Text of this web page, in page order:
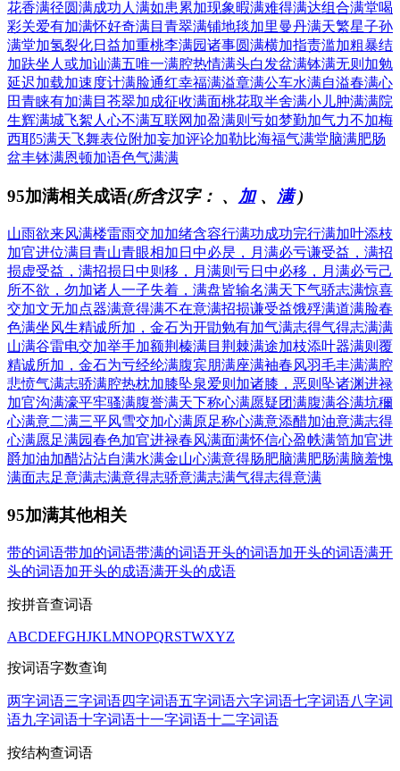
花香满径圆满成功 人满如患 累加现象暇满难得满达组合满堂喝
彩关爱有加满怀好奇满目青翠满铺地毯加里曼丹满天繁星子孙
满堂加氢裂化日益加重桃李满园诸事圆满横加指责滥加粗暴结
加趺坐 人或加讪满五唯一满腔热情满头白发盆满钵满无则加勉
延迟加载加速度计满脸通红幸福满溢章满公车水满自溢春满心
田青睐有加满目苍翠加成征收满面桃花取半舍满小儿肿满满院
生辉满城飞絮 人心不满互联网加盈满则亏如梦勤加气力不加梅
西耶5满天飞舞表位附加妄加评论加勒比海福气满堂脑满肥肠
盆丰钵满恩顿加语色气满满
95加满相关成语(所含汉字： 、 加、 满)
山雨欲来风满楼雷雨交加加绪含容行满功成功完行满加叶添枝
加官进位满目青山青眼相加 日中必昃，月满必亏谦受益，满招
损虚受益，满招损 日中则移，月满则亏日中必移，月满必亏己
所不欲，勿加诸人 一子失着，满盘皆输名满天下气骄志满惊喜
交加文无加点器满意得满不在意满招损谦受益饿殍满道满脸春
色满坐风生精诚所加，金石为开勖勉有加气满志得气得志满满
山满谷雷电交加举手加额荆榛满目 荆棘满途加枝添叶器满则覆
精诚所加，金石为亏经纶满腹宾朋满座满袖春风羽毛丰满满腔
悲愤气满志骄满腔热枕加膝坠泉爱则加诸膝，恶则坠诸渊进禄
加官沟满濠平牢骚满腹誉满天下称心满愿疑团满腹满谷满坑穪
心满意二满三平风雪交加心满原足称心满意添醋加油意满志得
心满愿足满园春色加官进禄春风满面满怀信心盈帙满笥加官进
爵加油加醋沾沾自满水满金山心满意得肠肥脑满肥肠满脑羞愧
满面志足意满志满意得志骄意满志满气得志得意满
95加满其他相关
带的词语带加的词语带满的词语开头的词语加开头的词语满开
头的词语加开头的成语满开头的成语
按拼音查词语
ABCDEFGHJKLMNOPQRSTWXYZ
按词语字数查询
两字词语三字词语四字词语五字词语六字词语七字词语八字词
语九字词语十字词语十一字词语十二字词语
按结构查词语